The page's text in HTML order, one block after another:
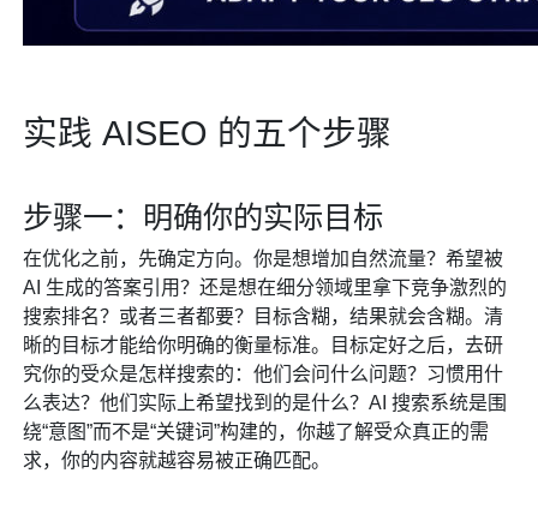
实践 AISEO 的五个步骤
步骤一：明确你的实际目标
在优化之前，先确定方向。你是想增加自然流量？希望被
AI 生成的答案引用？还是想在细分领域里拿下竞争激烈的
搜索排名？或者三者都要？目标含糊，结果就会含糊。清
晰的目标才能给你明确的衡量标准。目标定好之后，去研
究你的受众是怎样搜索的：他们会问什么问题？习惯用什
么表达？他们实际上希望找到的是什么？AI 搜索系统是围
绕“意图”而不是“关键词”构建的，你越了解受众真正的需
求，你的内容就越容易被正确匹配。